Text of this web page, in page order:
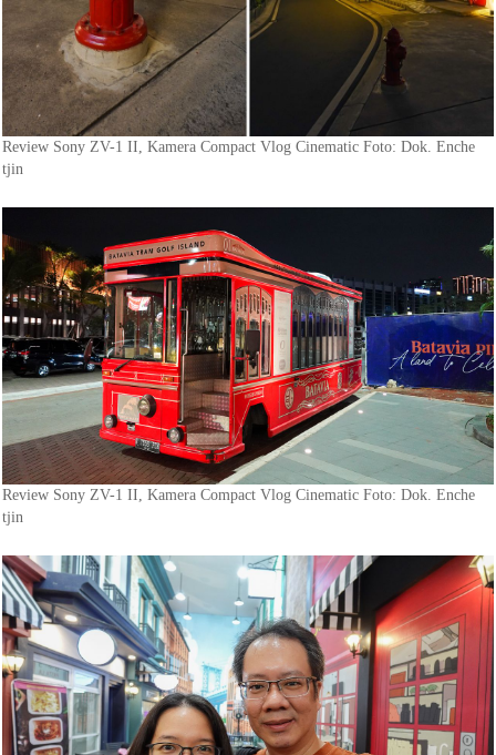
Review Sony ZV-1 II, Kamera Compact Vlog Cinematic Foto: Dok. Enche
tjin
Review Sony ZV-1 II, Kamera Compact Vlog Cinematic Foto: Dok. Enche
tjin